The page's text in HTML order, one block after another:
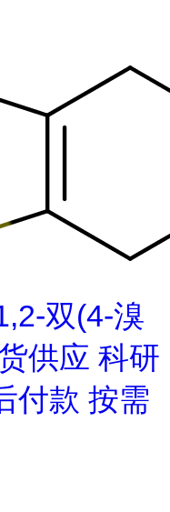
双(4-溴
供应 科研
付款 按需